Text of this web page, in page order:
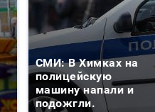
СМИ: В Химках на
полицейскую
машину напали и
подожгли.